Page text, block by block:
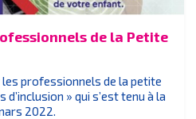
de la Petite
les professionnels de la petite
» qui s’est tenu à la
2022.